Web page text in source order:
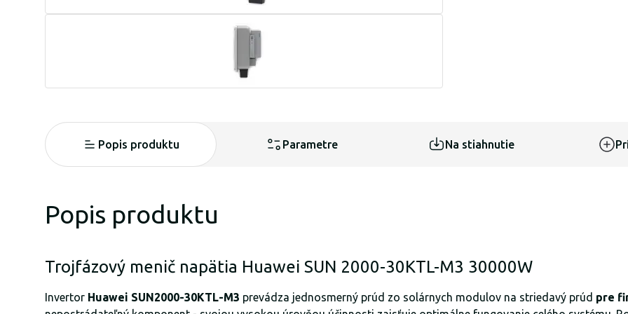
Popis produktu Parametre Na stiahnutie
Popis produktu
Trojfázový menič napätia Huawei SUN 2000-30KTL-M3 30000W
Invertor Huawei SUN2000-30KTL-M3 prevádza jednosmerný prúd zo solárnych modulov na striedavý prúd pre